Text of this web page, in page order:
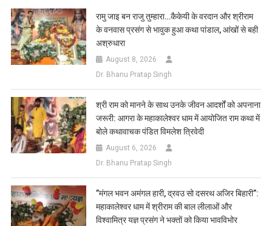
List
रामु जाइ बन राजु तुम्हारा…कैकेयी के वरदान और श्रीराम
के वनवास प्रसंग से भावुक हुआ कथा पांडाल, आंखों से बही
अश्रुधारा
August 8, 2026
Dr. Bhanu Pratap Singh
​श्री राम को मानने के साथ उनके जीवन आदर्शों को अपनाना
जरूरी: आगरा के महाकालेश्वर धाम में आयोजित राम कथा में
बोले कथावाचक पंडित विमलेश त्रिवेदी
August 6, 2026
Dr. Bhanu Pratap Singh
​”मंगल भवन अमंगल हारी, द्रवउ सो दसरथ अजिर बिहारी”:
महाकालेश्वर धाम में श्रीराम की बाल लीलाओं और
विश्वामित्र यज्ञ प्रसंग ने भक्तों को किया भावविभोर